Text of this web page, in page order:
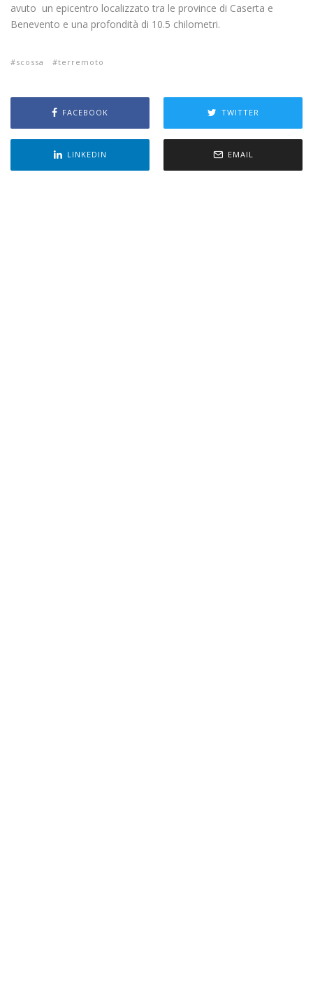
avuto un epicentro localizzato tra le province di Caserta e
Benevento e una profondità di 10.5 chilometri.
scossa terremoto
FACEBOOK TWITTER
LINKEDIN EMAIL